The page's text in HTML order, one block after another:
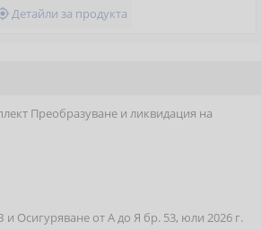
Детайли за продукта
Преобразуване и ликвидация на
и Осигуряване от А до Я бр. 53, юли 2026 г.